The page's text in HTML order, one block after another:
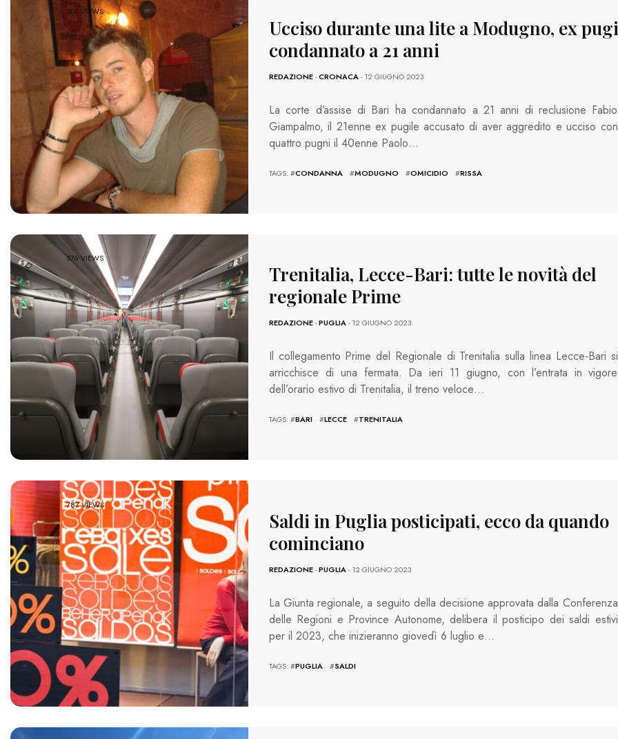
506 VIEWS
Ucciso durante una lite a Modugno, ex
condannato a 21 anni
REDAZIONE-CRONACA- 12 GIUGNO 2023
La corte d’assise di Bari ha condannato a 21 anni di reclusione Fabio
Giampalmo, il 21enne ex pugile accusato di aver aggredito e ucciso con
quattro pugni il 40enne Paolo…
TAGS: #CONDANNA #MODUGNO #OMICIDIO #RISSA
576 VIEWS
Trenitalia, Lecce-Bari: tutte le novità del
regionale Prime
REDAZIONE-PUGLIA- 12 GIUGNO 2023
Il collegamento Prime del Regionale di Trenitalia sulla linea Lecce-Bari si
arricchisce di una fermata. Da ieri 11 giugno, con l’entrata in vigore
dell’orario estivo di Trenitalia, il treno veloce…
TAGS: #BARI #LECCE #TRENITALIA
787 VIEWS
Saldi in Puglia posticipati, ecco da quando
cominciano
REDAZIONE-PUGLIA- 12 GIUGNO 2023
La Giunta regionale, a seguito della decisione approvata dalla Conferenza
delle Regioni e Province Autonome, delibera il posticipo dei saldi estivi
per il 2023, che inizieranno giovedì 6 luglio e…
TAGS: #PUGLIA #SALDI